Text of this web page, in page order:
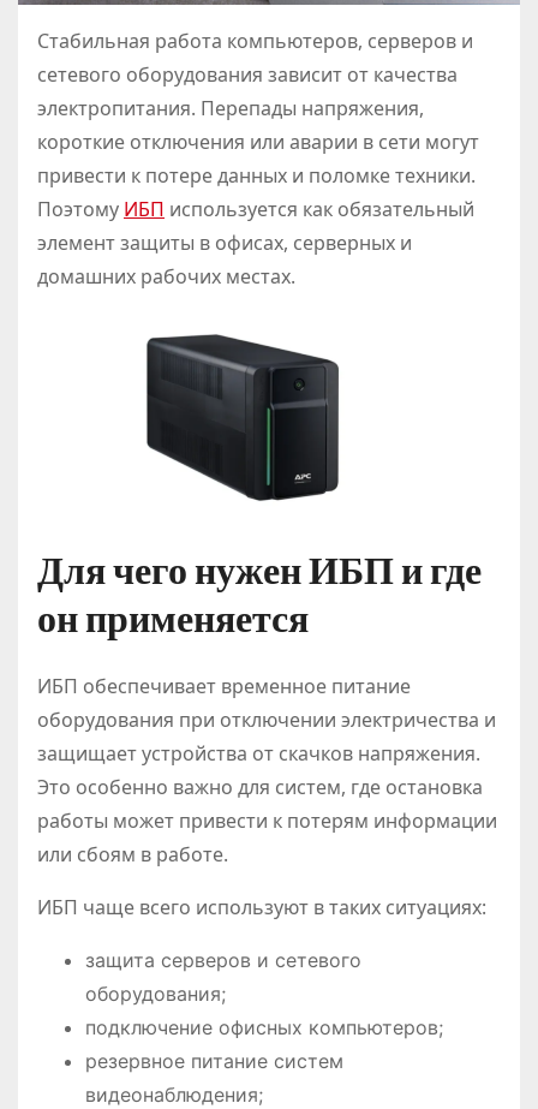
Стабильная работа компьютеров, серверов и
сетевого оборудования зависит от качества
электропитания. Перепады напряжения,
короткие отключения или аварии в сети могут
привести к потере данных и поломке техники.
Поэтому ИБП используется как обязательный
элемент защиты в офисах, серверных и
домашних рабочих местах.
Для чего нужен ИБП и где
он применяется
ИБП обеспечивает временное питание
оборудования при отключении электричества и
защищает устройства от скачков напряжения.
Это особенно важно для систем, где остановка
работы может привести к потерям информации
или сбоям в работе.
ИБП чаще всего используют в таких ситуациях:
защита серверов и сетевого
оборудования;
подключение офисных компьютеров;
резервное питание систем
видеонаблюдения;